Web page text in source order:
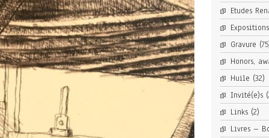
Etudes
Gravure
Honors,
Huile (32)
Invité(e)s
Links(2)
Livres –